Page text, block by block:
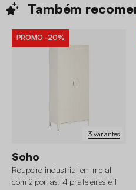
Também
3 variantes
PROMO -20%
Soho
Roupeiro industrial em metal
com 2 portas, 4 prateleiras e 1